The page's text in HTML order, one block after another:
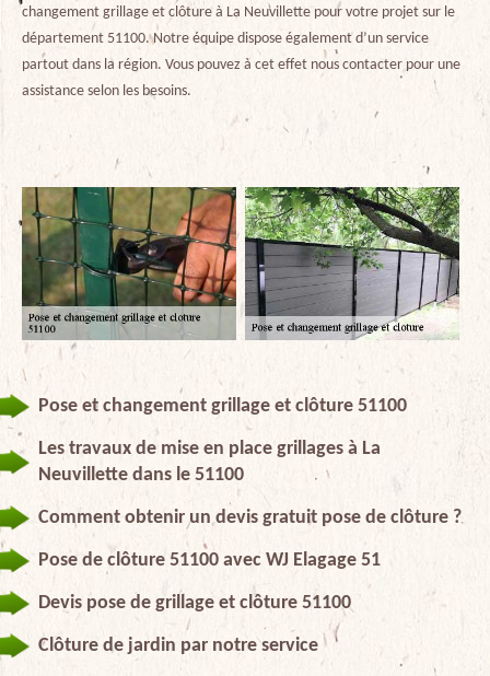
changement grillage et clôture à La Neuvillette pour votre projet sur le
département 51100. Notre équipe dispose également d’un service
partout dans la région. Vous pouvez à cet effet nous contacter pour une
assistance selon les besoins.
Pose et changement grillage et clôture 51100
Les travaux de mise en place grillages à La
Neuvillette dans le 51100
Comment obtenir un devis gratuit pose de clôture ?
Pose de clôture 51100 avec WJ Elagage 51
Devis pose de grillage et clôture 51100
Clôture de jardin par notre service